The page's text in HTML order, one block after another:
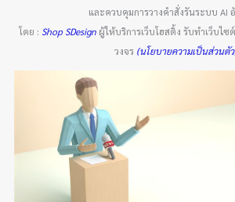
และควบคุมการวางคำสั่งรันระบบ AI
โดย : Shop SDesign ผู้ให้บริการเว็บโฮสติ้ง รับทำเว็บไ
วงจร(นโยบายความเป็นส่วนตั